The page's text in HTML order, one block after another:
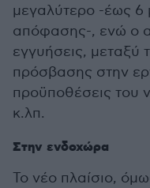
μεγαλύτερο -έως 6
απόφασης-, ενώ ο
εγγυήσεις, μεταξύ
πρόσβασης στην
προϋποθέσεις του
κ.λπ.
Στην ενδοχώρα
Το νέο πλαίσιο,